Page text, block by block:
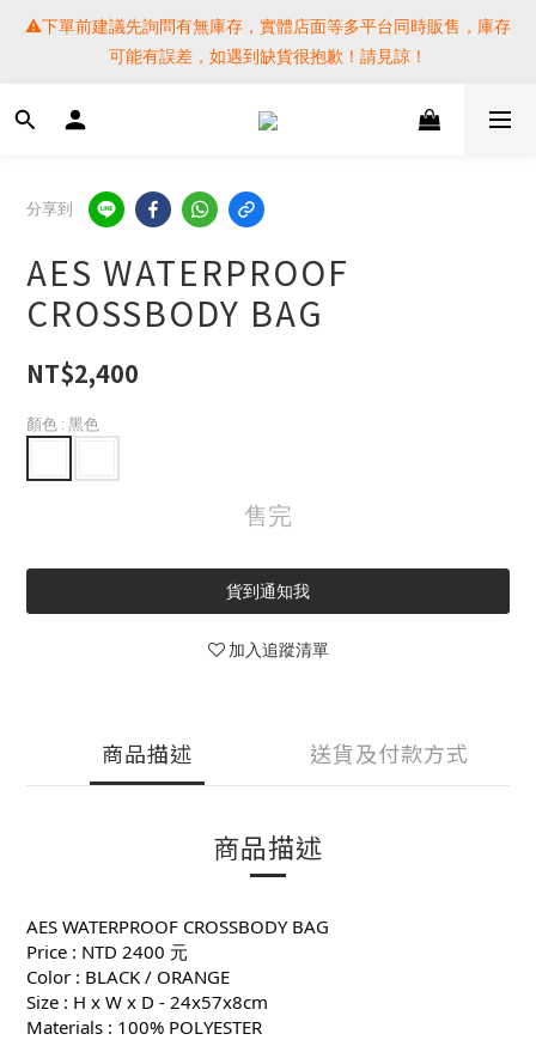
⚠️下單前建議先詢問有無庫存，實體店面等多平台同時販售，庫存
可能有誤差，如遇到缺貨很抱歉！請見諒！
⚠️下單前建議先詢問有無庫存，實體店面等多平台同時販售，庫存
可能有誤差，如遇到缺貨很抱歉！請見諒！
SF EXPRESS WORLD SHIPPING
提醒各位⚠️下單後寄出，請務必在時間內完成取貨才是乖寶寶呦~
如未取貨必須支付運費! 謝謝
⚠️下單前建議先詢問有無庫存，實體店面等多平台同時販售，庫存
可能有誤差，如遇到缺貨很抱歉！請見諒！
分享到
AES WATERPROOF
CROSSBODY BAG
NT$2,400
顏色 : 黑色
售完
貨到通知我
加入追蹤清單
商品描述 送貨及付款方式
商品描述
AES WATERPROOF CROSSBODY BAG
Price : NTD 2400 元
Color : BLACK / ORANGE
Size : H x W x D - 24x57x8cm
Materials : 100% POLYESTER